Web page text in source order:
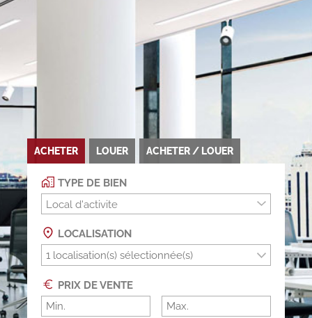
ACHETER LOUER ACHETER / LOUER
TYPE DE BIEN
Local d'activite
LOCALISATION
PRIX DE VENTE